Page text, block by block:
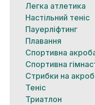
Легка атлетика
Настільний теніс
Пауерліфтинг
Плавання
Спортивна
Спортивна
Стрибки на
Теніс
Триатлон